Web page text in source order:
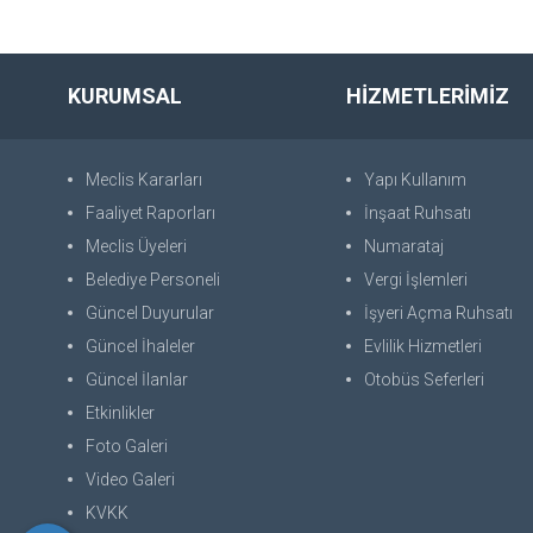
KURUMSAL
Meclis Kararları
Faaliyet Raporları
Meclis Üyeleri
Belediye Personeli
Güncel Duyurular
Güncel İhaleler
Güncel İlanlar
Etkinlikler
Foto Galeri
Video Galeri
KVKK
HİZMETLERİMİZ
Yapı Kullanım
İnşaat Ruhsatı
Numarataj
Vergi İşlemleri
İşyeri Açma Ruhsatı
Evlilik Hizmetleri
Otobüs Seferleri